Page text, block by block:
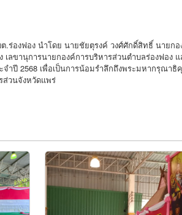
.ร่องฟอง นำโดย นายชัยตุรงค์ วงศ์ศักดิ์สิทธิ์ นายก
เลขานุการนายกองค์การบริหารส่วนตำบลร่องฟอง
จำปี 2568 เพื่อเป็นการน้อมรำลึกถึงพระมหากรุณา
วนจังหวัดแพร่